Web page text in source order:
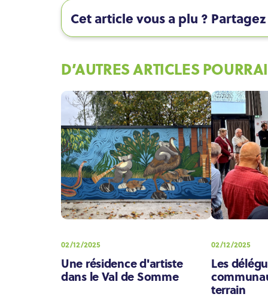
Cet article vous a plu ?
D’AUTRES ARTICLES
02/12/2025
Une résidence d'artiste
dans le Val de Somme
02/12/2025
Les
terrain